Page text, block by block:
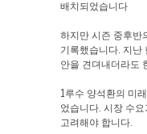
배치되었습니다
하지만 시즌 중후반
기록했습니다. 지
안을 견뎌내더라도
1루수 양석환의 미
었습니다. 시장 수
고려해야 합니다.